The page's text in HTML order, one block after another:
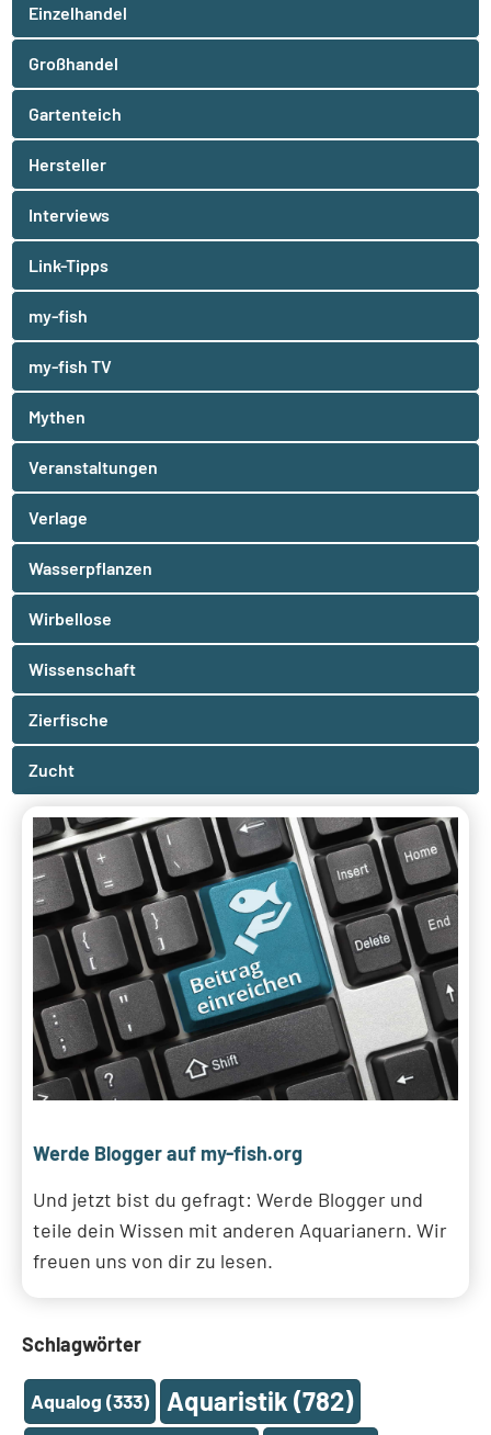
Einzelhandel
Großhandel
Gartenteich
Hersteller
Interviews
Link-Tipps
my-fish
my-fish TV
Mythen
Veranstaltungen
Verlage
Wasserpflanzen
Wirbellose
Wissenschaft
Zierfische
Zucht
Werde Blogger auf my-fish.org
Und jetzt bist du gefragt: Werde Blogger und
teile dein Wissen mit anderen Aquarianern. Wir
freuen uns von dir zu lesen.
Schlagwörter
Aqualog (333) Aquaristik (782)